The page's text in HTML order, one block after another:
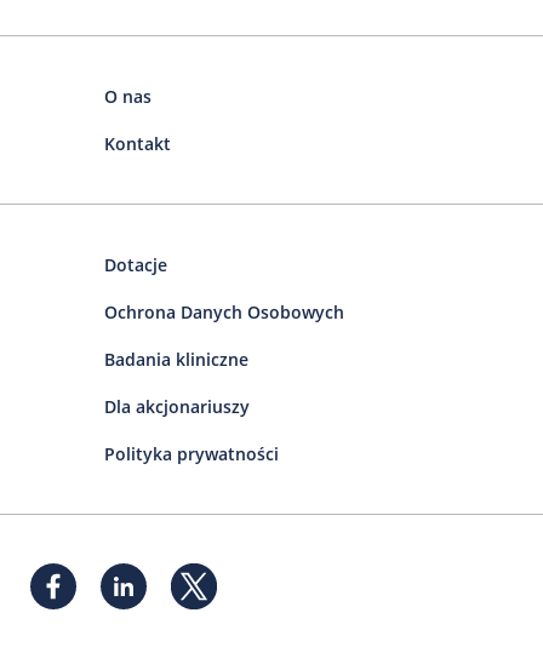
O nas
Kontakt
Dotacje
Ochrona Danych Osobowych
Badania kliniczne
Dla akcjonariuszy
Polityka prywatności